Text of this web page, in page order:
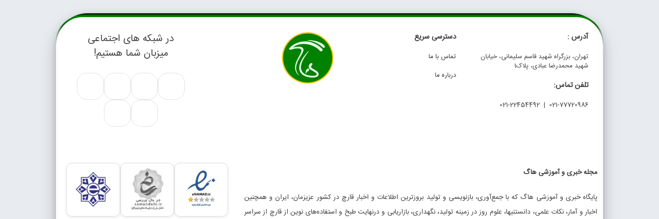
آدرس :
تهران، بزرگراه شهید قاسم سلیمانی، خیابان
شهید محمدرضا عبادی، پلاک1
تلفن تماس:
021-77720986 | 021-22454492
دسترسی سریع
تماس با ما
درباره ما
در شبکه های اجتماعی
میزبان شما هستیم!
مجله خبری و آموزشی هاگ
پایگاه خبری و آموزشی هاگ که با جمع‌آوری، بازنویسی و تولید بروزترین اطلاعات و اخبار قارچ در کشور عزیزمان، ایران و همچنین
اخبار و آمار، نکات علمی، دانستنیها، علوم روز در زمینه تولید، نگهداری، بازاریابی و درنهایت طبخ و استفاده‌های نوین از قارچ از سراسر